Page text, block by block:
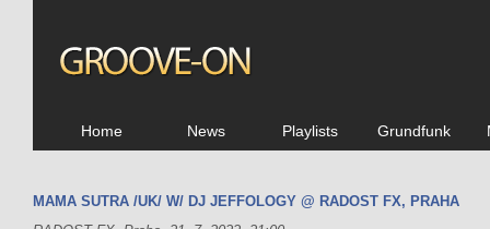
Home News Playlists Grundfunk
MAMA SUTRA /UK/ W/ DJ JEFFOLOGY @ RADOST FX, PRAHA